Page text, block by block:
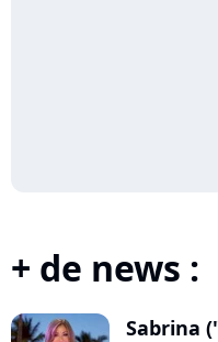
+ de news :
Sabrina